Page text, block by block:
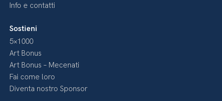
Info e contatti
Sostieni
5×1000
Art Bonus
Art Bonus – Mecenati
Fai come loro
Diventa nostro Sponsor